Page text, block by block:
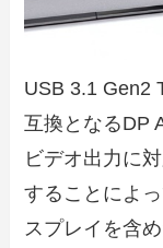
USB 3.1 Gen2
互換となるDP
ビデオ出力に
することによ
スプレイを含